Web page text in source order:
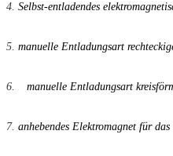
4. Selbst-entladendes
5. manuelle Entladungsart
6. manuelle Entladungsart
7. anhebendes Elektromagnet für